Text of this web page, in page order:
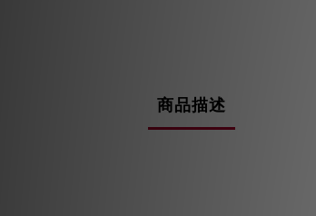
商品描述